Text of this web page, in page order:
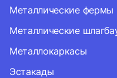
Металлические фермы
Металлические
Металлокаркасы
Эстакады